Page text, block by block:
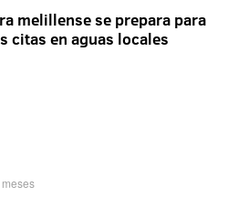
melillense se prepara para
citas en aguas locales